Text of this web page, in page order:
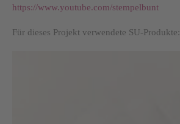
https://www.youtube.com/stempelbunt
Für dieses Projekt verwendete SU-Produkte: